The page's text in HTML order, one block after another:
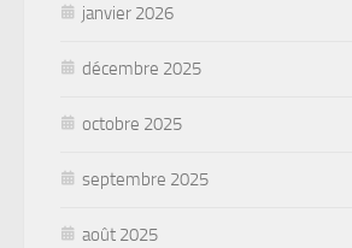
janvier 2026
décembre 2025
octobre 2025
septembre 2025
août 2025